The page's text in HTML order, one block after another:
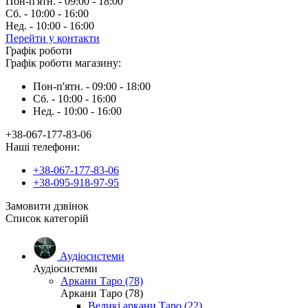
Сб. - 10:00 - 16:00
Нед. - 10:00 - 16:00
Перейти у контакти
Графік роботи
Графік роботи магазину:
Пон-п'ятн. - 09:00 - 18:00
Сб. - 10:00 - 16:00
Нед. - 10:00 - 16:00
+38-067-177-83-06
Наші телефони:
+38-067-177-83-06
+38-095-918-97-95
Замовити дзвінок
Список категорій
Аудіосистеми
Аудіосистеми
Аркани Таро (78)
Аркани Таро (78)
Великі аркани Таро (22)